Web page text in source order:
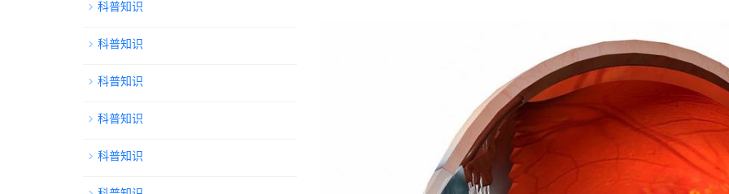
科普知识
科普知识
科普知识
科普知识
科普知识